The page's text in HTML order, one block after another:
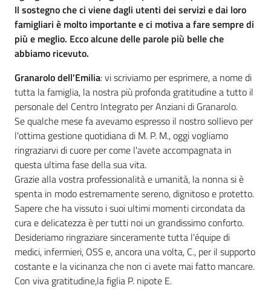
Sede
e
contatti
Sostenere
l'ASP
Il sostegno che ci viene dagli utenti dei servizi e dai loro
famigliari è molto importante e ci motiva a fare sempre di
più e meglio. Ecco alcune delle parole più belle che
abbiamo ricevuto.
Granarolo dell'Emilia: vi scriviamo per esprimere, a nome di
tutta la famiglia, la nostra più profonda gratitudine a tutto il
personale del Centro Integrato per Anziani di Granarolo.
Se qualche mese fa avevamo espresso il nostro sollievo per
l'ottima gestione quotidiana di M. P. M., oggi vogliamo
ringraziarvi di cuore per come l'avete accompagnata in
questa ultima fase della sua vita.
Grazie alla vostra professionalità e umanità, la nonna si è
spenta in modo estremamente sereno, dignitoso e protetto.
Sapere che ha vissuto i suoi ultimi momenti circondata da
cura e delicatezza è per tutti noi un grandissimo conforto.
Desideriamo ringraziare sinceramente tutta l'équipe di
medici, infermieri, OSS e, ancora una volta, C., per il supporto
costante e la vicinanza che non ci avete mai fatto mancare.
Con viva gratitudine,la figlia P. nipote E.